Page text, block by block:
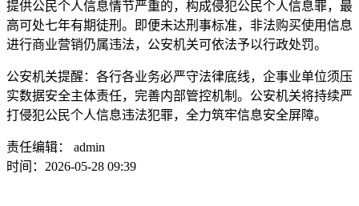
提供公民个人信息情节严重的，构成侵犯公民个人信息罪，最
高可处七年有期徒刑。即便未达刑事标准，非法购买使用信息
进行商业营销仍属违法，公安机关可依法予以行政处罚。
公安机关提醒：各行各业务必严守法律底线，企事业单位须压
实数据安全主体责任，完善内部管控机制。公安机关将持续严
打侵犯公民个人信息违法犯罪，全力筑牢信息安全屏障。
责任编辑： admin
时间：2026-05-28 09:39